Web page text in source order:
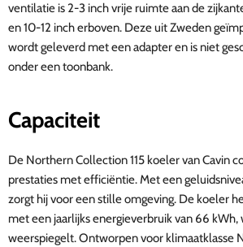
ventilatie is 2-3 inch vrije ruimte aan de
en 10-12 inch erboven. Deze uit Zweden
wordt geleverd met een adapter en is niet
onder een toonbank.
Capaciteit
De Northern Collection 115 koeler van Cavin
prestaties met efficiëntie. Met een
zorgt hij voor een stille omgeving. De koeler
met een jaarlijks energieverbruik van 66
weerspiegelt. Ontworpen voor klimaatklasse